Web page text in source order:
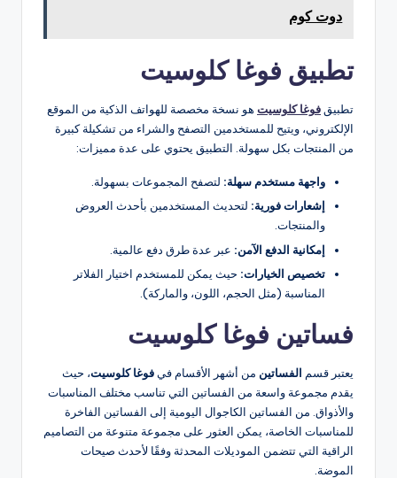
دوت كوم
تطبيق فوغا كلوسيت
تطبيقفوغا كلوسيت هو نسخة مخصصة للهواتف الذكية من الموقع
الإلكتروني، ويتيح للمستخدمين التصفح والشراء من تشكيلة كبيرة
من المنتجات بكل سهولة. التطبيق يحتوي على عدة مميزات:
واجهة مستخدم سهلة: لتصفح المجموعات بسهولة.
إشعارات فورية: لتحديث المستخدمين بأحدث العروض
والمنتجات.
إمكانية الدفع الآمن: عبر عدة طرق دفع عالمية.
تخصيص الخيارات: حيث يمكن للمستخدم اختيار الفلاتر
المناسبة (مثل الحجم، اللون، والماركة).
فساتين فوغا كلوسيت
يعتبر قسم الفساتين من أشهر الأقسام في فوغا كلوسيت، حيث
يقدم مجموعة واسعة من الفساتين التي تناسب مختلف المناسبات
والأذواق. من الفساتين الكاجوال اليومية إلى الفساتين الفاخرة
للمناسبات الخاصة، يمكن العثور على مجموعة متنوعة من التصاميم
الراقية التي تتضمن الموديلات المحدثة وفقًا لأحدث صيحات
الموضة.